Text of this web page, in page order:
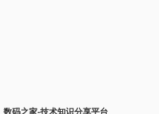
数码之家-技术知识分享平台